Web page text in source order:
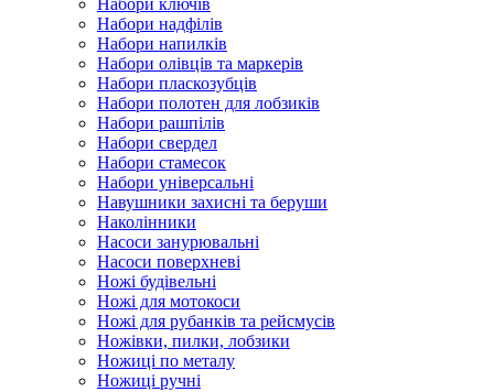
Набори ключів
Набори надфілів
Набори напилків
Набори олівців та маркерів
Набори пласкозубців
Набори полотен для лобзиків
Набори рашпілів
Набори свердел
Набори стамесок
Набори універсальні
Навушники захисні та беруши
Наколінники
Насоси занурювальні
Насоси поверхневі
Ножі будівельні
Ножі для мотокоси
Ножі для рубанків та рейсмусів
Ножівки, пилки, лобзики
Ножиці по металу
Ножиці ручні